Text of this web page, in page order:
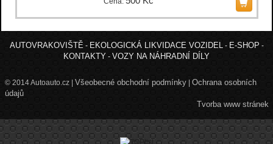
AUTOVRAKOVIŠTĚ - EKOLOGICKÁ LIKVIDACE VOZIDEL - E-SHOP -
KONTAKTY - VOZY NA NÁHRADNÍ DÍLY
© 2014 Autoauto.cz | Všeobecné obchodní podmínky| Ochrana osobních
údajů
Tvorba www stránek